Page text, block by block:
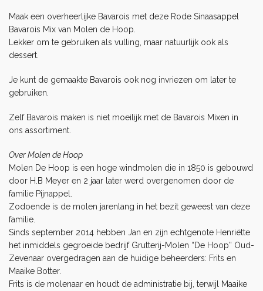
Maak een overheerlijke Bavarois met deze Rode Sinaasappel
Bavarois Mix van Molen de Hoop.
Lekker om te gebruiken als vulling, maar natuurlijk ook als
dessert.
Je kunt de gemaakte Bavarois ook nog invriezen om later te
gebruiken.
Zelf Bavarois maken is niet moeilijk met de Bavarois Mixen in
ons assortiment.
Over Molen de Hoop
Molen De Hoop is een hoge windmolen die in 1850 is gebouwd
door H.B Meyer en 2 jaar later werd overgenomen door de
familie Pijnappel.
Zodoende is de molen jarenlang in het bezit geweest van deze
familie.
Sinds september 2014 hebben Jan en zijn echtgenote Henriëtte
het inmiddels gegroeide bedrijf Grutterij-Molen “De Hoop” Oud-
Zevenaar overgedragen aan de huidige beheerders: Frits en
Maaike Botter.
Frits is de molenaar en houdt de administratie bij, terwijl Maaike